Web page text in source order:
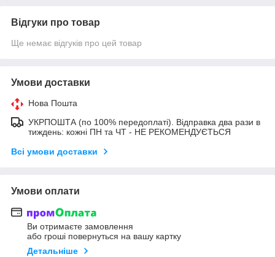
Відгуки про товар
Ще немає відгуків про цей товар
Умови доставки
Нова Пошта
УКРПОШТА (по 100% передоплаті). Відправка два рази в
тиждень: кожні ПН та ЧТ - НЕ РЕКОМЕНДУЄТЬСЯ
Всі умови доставки
Умови оплати
Ви отримаєте замовлення
або гроші повернуться на вашу картку
Детальніше